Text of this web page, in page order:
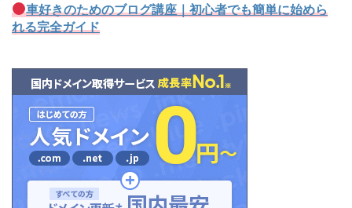
車好きのためのブログ講座｜初心者でも簡単に始めら
れる完全ガイド